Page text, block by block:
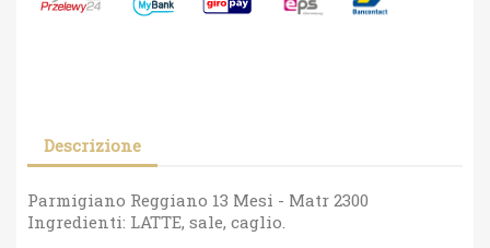
Descrizione
Parmigiano Reggiano 13 Mesi - Matr 2300
Ingredienti: LATTE, sale, caglio.